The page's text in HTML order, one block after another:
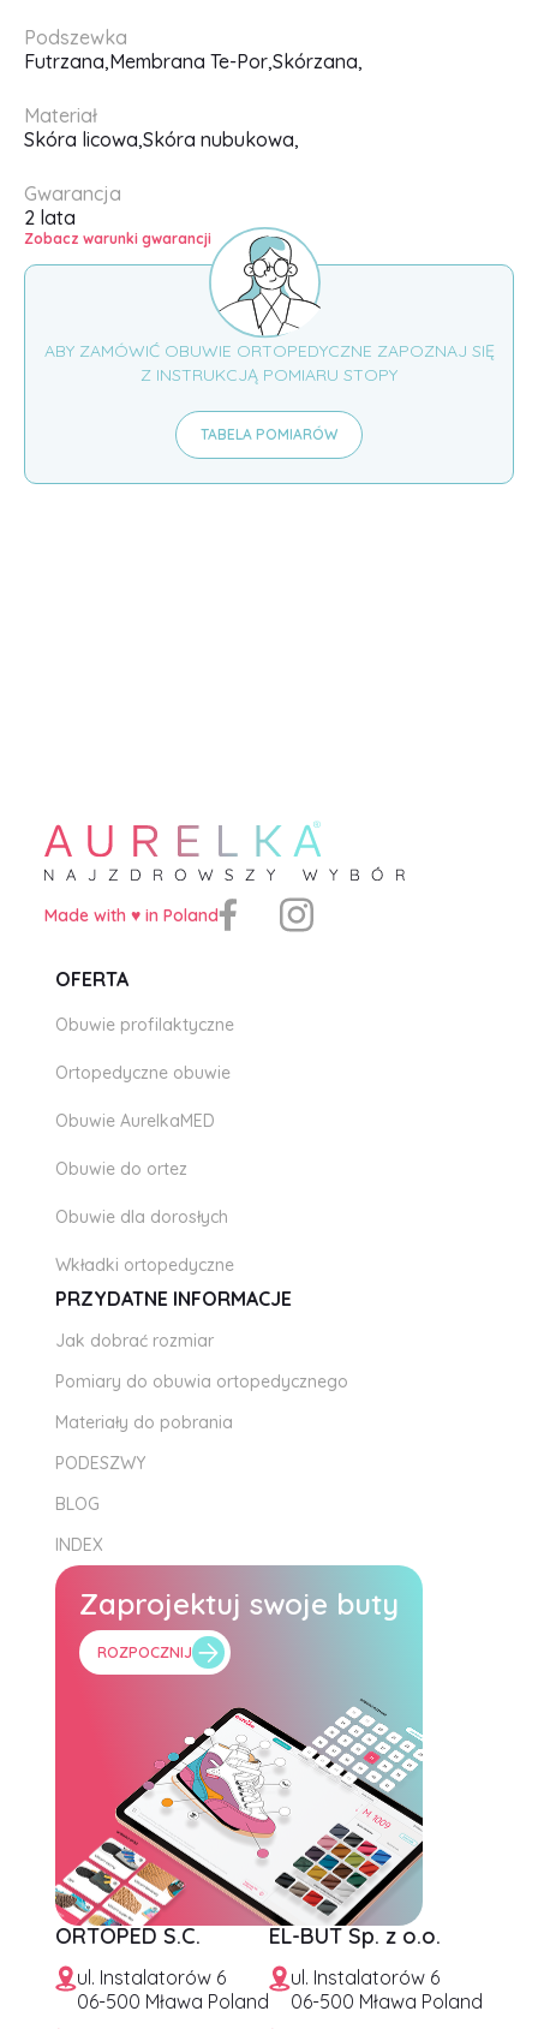
Podszewka
Futrzana,Membrana Te-Por,Skórzana,
Materiał
Skóra licowa,Skóra nubukowa,
Gwarancja
2 lata
Zobacz warunki gwarancji
ABY ZAMÓWIĆ OBUWIE ORTOPEDYCZNE ZAPOZNAJ SIĘ
Z INSTRUKCJĄ POMIARU STOPY
TABELA POMIARÓW
Made with ♥️ in Poland
OFERTA
Obuwie profilaktyczne
Ortopedyczne obuwie
Obuwie AurelkaMED
Obuwie do ortez
Obuwie dla dorosłych
Wkładki ortopedyczne
PRZYDATNE INFORMACJE
Jak dobrać rozmiar
Pomiary do obuwia ortopedycznego
Materiały do pobrania
PODESZWY
BLOG
INDEX
Zaprojektuj swoje buty
ROZPOCZNIJ
ORTOPED S.C.
ul. Instalatorów 6
06-500 Mława Poland
EL-BUT Sp. z o.o.
ul. Instalatorów 6
06-500 Mława Poland